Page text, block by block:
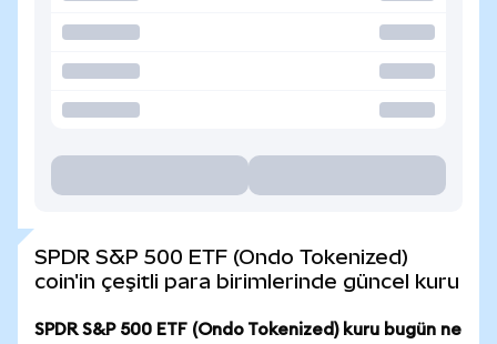
SPDR S&P 500 ETF (Ondo Tokenized)
coin'in çeşitli para birimlerinde güncel kuru
SPDR S&P 500 ETF (Ondo Tokenized) kuru bugün ne